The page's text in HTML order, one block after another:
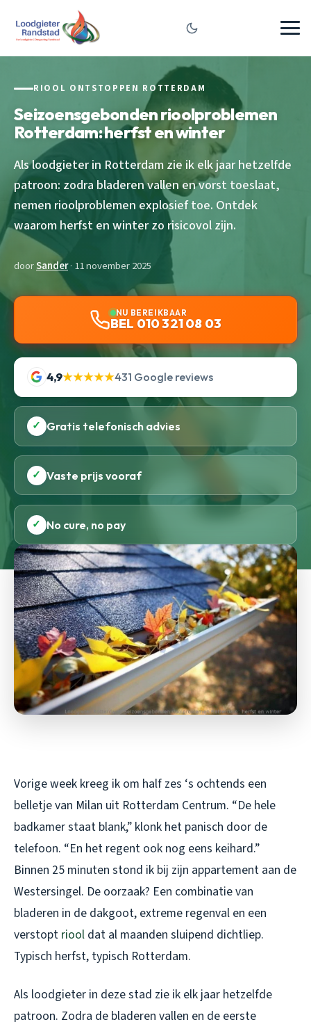
RIOOL ONTSTOPPEN ROTTERDAM
Seizoensgebonden rioolproblemen
Rotterdam: herfst en winter
Als loodgieter in Rotterdam zie ik elk jaar hetzelfde
patroon: zodra bladeren vallen en vorst toeslaat,
nemen rioolproblemen explosief toe. Ontdek
waarom herfst en winter zo risicovol zijn.
doorSander· 11 november 2025
NU BEREIKBAAR
BEL 010 321 08 03
4,9★★★★★431 Google reviews
✓ Gratis telefonisch advies
✓ Vaste prijs vooraf
✓ No cure, no pay
Vorige week kreeg ik om half zes ‘s ochtends een
belletje van Milan uit Rotterdam Centrum. “De hele
badkamer staat blank,” klonk het panisch door de
telefoon. “En het regent ook nog eens keihard.”
Binnen 25 minuten stond ik bij zijn appartement aan de
Westersingel. De oorzaak? Een combinatie van
bladeren in de dakgoot, extreme regenval en een
verstopt riool dat al maanden sluipend dichtliep.
Typisch herfst, typisch Rotterdam.
Als loodgieter in deze stad zie ik elk jaar hetzelfde
patroon. Zodra de bladeren vallen en de eerste